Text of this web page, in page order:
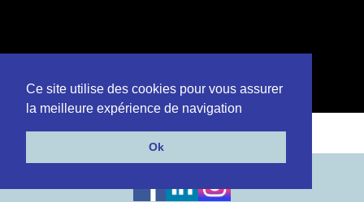
Ce site utilise des cookies pour vous assurer
la meilleure expérience de navigation
Ok